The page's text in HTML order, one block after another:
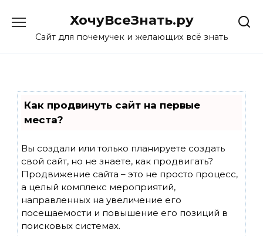
content
ХочуВсеЗнать.ру
Сайт для почемучек и желающих всё знать
Как продвинуть сайт на первые
места?
Вы создали или только планируете создать
свой сайт, но не знаете, как продвигать?
Продвижение сайта – это не просто процесс,
а целый комплекс мероприятий,
направленных на увеличение его
посещаемости и повышение его позиций в
поисковых системах.